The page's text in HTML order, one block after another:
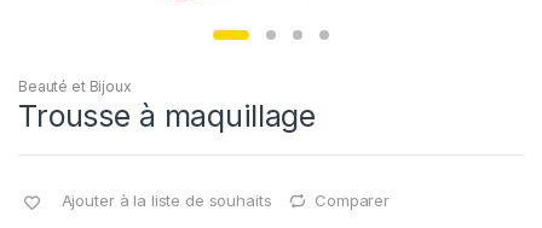
Beauté et Bijoux
Trousse à maquillage
Ajouter à la liste de souhaits Comparer